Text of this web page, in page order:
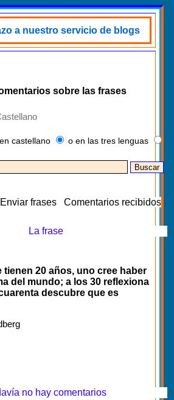
a nuestro servicio de blogs
sobre las frases
castellano o en las tres lenguas
Enviar frases Comentarios recibidos
La frase
tienen 20 años, uno cree haber
del mundo; a los 30 reflexiona
descubre que es
no hay comentarios